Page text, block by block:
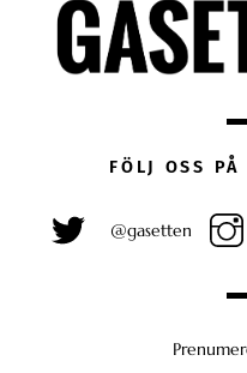
FÖLJ OSS
@gasetten